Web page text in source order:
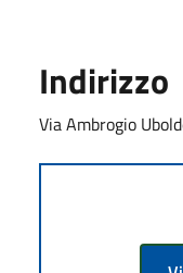
Indirizzo
Via Ambrogio